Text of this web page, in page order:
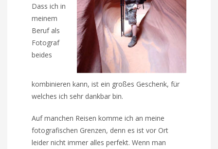
Dass ich in
meinem
Beruf als
Fotograf
beides
kombinieren kann, ist ein großes Geschenk, für
welches ich sehr dankbar bin.
Auf manchen Reisen komme ich an meine
fotografischen Grenzen, denn es ist vor Ort
leider nicht immer alles perfekt. Wenn man